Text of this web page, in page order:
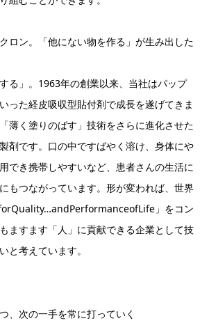
ロン。「他にない物を作る」が生み出した
る」。1963年の創業以来、当社はパップ
った経皮吸収型貼付剤で成長を遂げてきま
薄く塗りのばす」技術をさらに進化させた
剤です。口の中ですばやく溶け、身体にや
でき携帯しやすいなど、患者さんの生活に
もつながっています。形が変われば、世界
」をコン
ますます「人」に貢献できる企業として技
と考えています。
、次の一手を常に打っていく